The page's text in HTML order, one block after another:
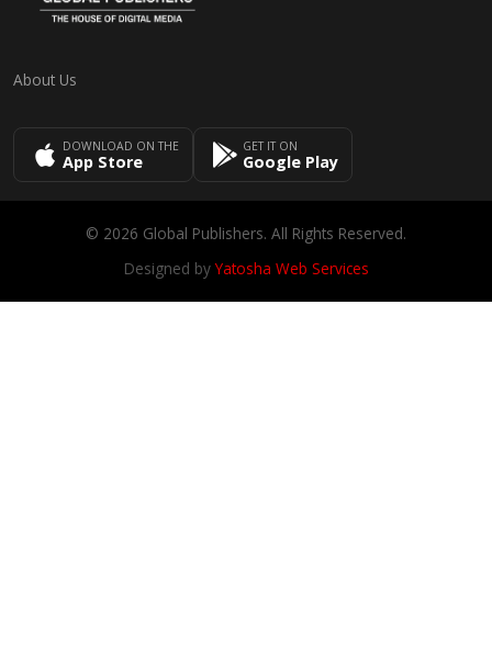
About Us
DOWNLOAD ON THE
App Store
GET IT ON
Google Play
© 2026 Global Publishers. All Rights Reserved.
Designed byYatosha Web Services